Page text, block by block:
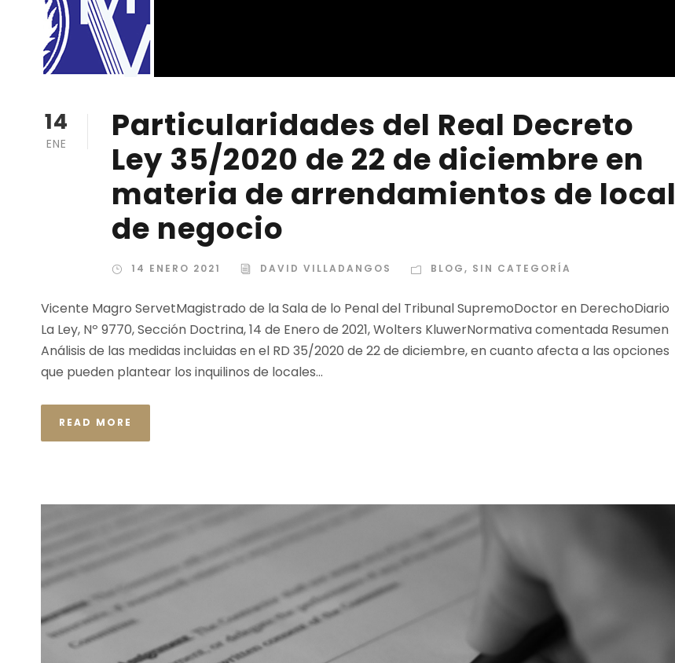
14
ENE
Particularidades del Real Decreto
Ley 35/2020 de 22 de diciembre en
materia de arrendamientos de local
de negocio
14 ENERO 2021 DAVID VILLADANGOS BLOG, SIN CATEGORÍA
Vicente Magro ServetMagistrado de la Sala de lo Penal del Tribunal SupremoDoctor en DerechoDiario
La Ley, Nº 9770, Sección Doctrina, 14 de Enero de 2021, Wolters KluwerNormativa comentada Resumen
Análisis de las medidas incluidas en el RD 35/2020 de 22 de diciembre, en cuanto afecta a las opciones
que pueden plantear los inquilinos de locales...
READ MORE